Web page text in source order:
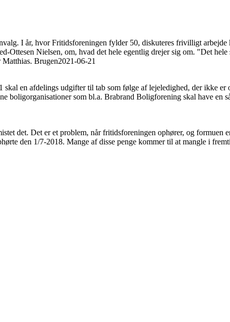
I år, hvor Fritidsforeningen fylder 50, diskuteres frivilligt
Nielsen, om, hvad det hele egentlig drejer sig om. "Det hele
Brugen2021-06-21
en afdelings udgifter til tab som følge af lejeledighed, der ikke
boligorganisationer som bl.a. Brabrand Boligforening skal have en
det. Det er et problem, når fritidsforeningen ophører, og formuen
den 1/7-2018. Mange af disse penge kommer til at mangle i